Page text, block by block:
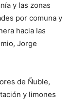
y las zonas
por comuna y
hacia las
Jorge
de Ñuble,
y limones